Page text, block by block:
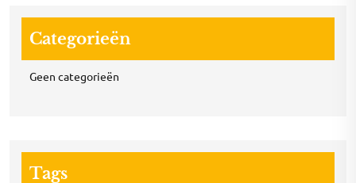
Categorieën
Geen categorieën
Tags